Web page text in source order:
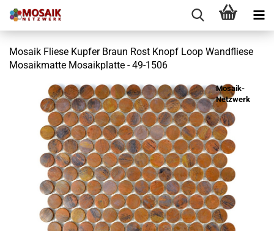
Mosaik Fliese Kupfer Braun Rost Knopf Loop Wandfliese
Mosaikmatte Mosaikplatte - 49-1506
Mosaik-
Netzwerk